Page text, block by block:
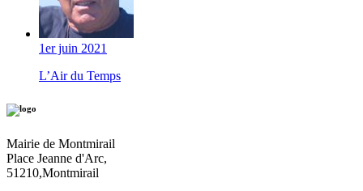
1er juin 2021
L’Air du Temps
Mairie de Montmirail
Place Jeanne d'Arc,
51210,Montmirail